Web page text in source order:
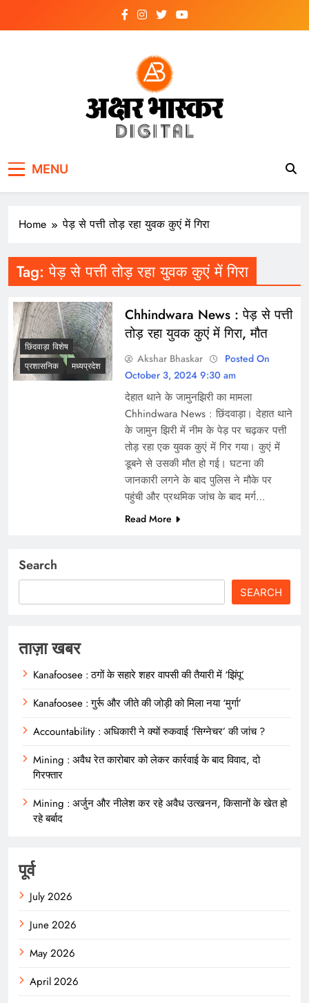
MENU
Home पेड़ से पत्ती तोड़ रहा युवक कुएं में गिरा
Tag:पेड़ से पत्ती तोड़ रहा युवक कुएं में गिरा
छिंदवाड़ा विशेष
प्रशासनिक
मध्यप्रदेश
Chhindwara News : पेड़ से पत्ती
तोड़ रहा युवक कुएं में गिरा, मौत
Akshar Bhaskar
Posted On
October 3, 2024 9:30 am
देहात थाने के जामुनझिरी का मामला
Chhindwara News : छिंदवाड़ा। देहात थाने
के जामुन झिरी में नीम के पेड़ पर चढ़कर पत्ती
तोड़ रहा एक युवक कुएं में गिर गया। कुएं में
डूबने से उसकी मौत हो गई। घटना की
जानकारी लगने के बाद पुलिस ने मौके पर
पहुंची और प्रथमिक जांच के बाद मर्ग…
Read More
Search
SEARCH
ताज़ा खबर
Kanafoosee : ठगों के सहारे शहर वापसी की तैयारी में ‘झिंपू’
Kanafoosee : गुर्रू और जीते की जोड़ी को मिला नया ‘मुर्गा’
Accountability : अधिकारी ने क्यों रुकवाई ‘सिग्नेचर’ की जांच ?
Mining : अवैध रेत कारोबार को लेकर कार्रवाई के बाद विवाद, दो
गिरफ्तार
Mining : अर्जुन और नीलेश कर रहे अवैध उत्खनन, किसानों के खेत हो
रहे बर्बाद
पूर्व
July 2026
June 2026
May 2026
April 2026